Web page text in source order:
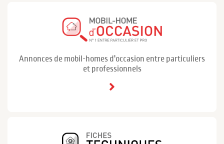
Annonces de mobil-homes d'occasion entre particuliers
et professionnels